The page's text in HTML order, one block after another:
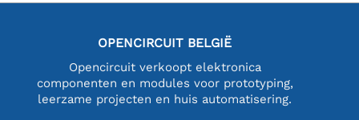
OPENCIRCUIT BELGIË
Opencircuit verkoopt elektronica
componenten en modules voor prototyping,
leerzame projecten en huis automatisering.